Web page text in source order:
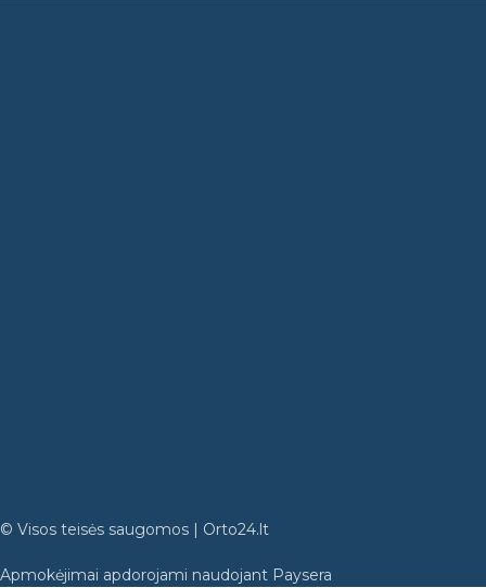
© Visos teisės saugomos | Orto24.lt
Apmokėjimai apdorojami naudojant Paysera